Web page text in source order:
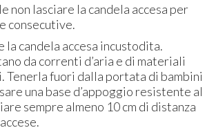
non lasciare la candela accesa per
consecutive.
la candela accesa incustodita.
da correnti d’aria e di materiali
Tenerla fuori dalla portata di bambini
una base d’appoggio resistente al
sempre almeno 10 cm di distanza